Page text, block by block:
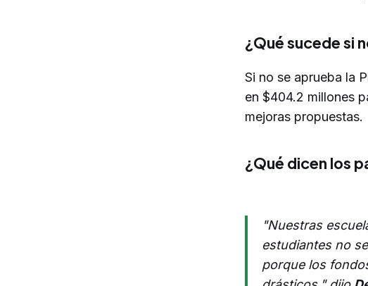
¿Qué sucede si
Si no se aprueba la
en $404.2 millones
mejoras propuestas.
¿Qué dicen los
"Nuestras
estudiantes no
porque los